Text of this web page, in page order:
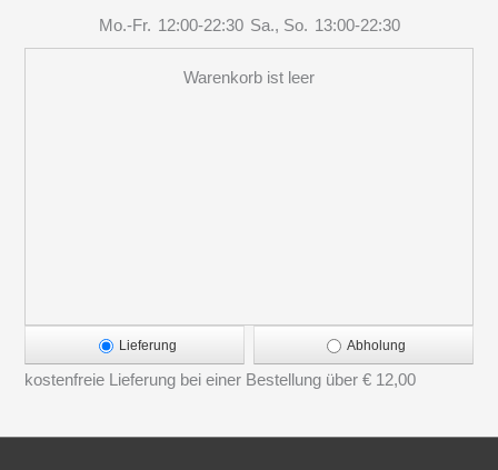
Mo.-Fr. 12:00-22:30 Sa., So. 13:00-22:30
Warenkorb ist leer
Lieferung Abholung
kostenfreie Lieferung bei einer Bestellung über€ 12,00